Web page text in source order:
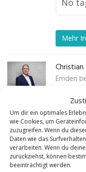
Um dir ein optimales
wie Cookies, um
zuzugreifen. Wenn du
Daten wie das
verarbeiten. Wenn du
zurückziehst, können
beeinträchtigt werden.
No
Mehr
Emden
aber